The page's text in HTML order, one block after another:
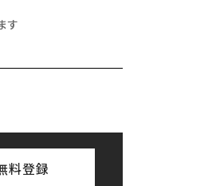
す
料登録